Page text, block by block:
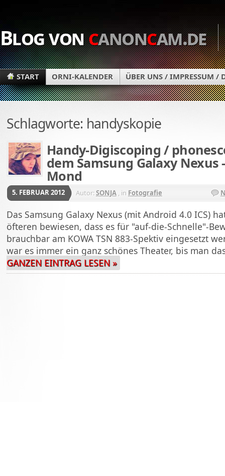
Blog voncanoncam.de
START ORNI-KALENDER ÜBER UNS / IMPRESSUM /
Schlagworte: handyskopie
Handy-Digiscoping /
dem Samsung Galaxy Nexus
Mond
5. FEBRUAR 2012 Autor:SONJA , in Fotografie
Das Samsung Galaxy Nexus (mit Android 4.0 ICS)
öfteren bewiesen, dass es für "auf-die-Schnelle"-
brauchbar am KOWA TSN 883-Spektiv eingesetzt
war es immer ein ganz schönes Theater, bis man
GANZEN EINTRAG LESEN »